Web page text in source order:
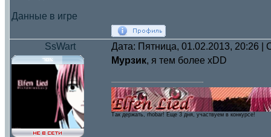
Данные в игре
SsWart Дата: Пятница, 01.02.2013, 20:26
Мурзик, я тем более xDD
Так держать, rhobar! Eще 3 дня, участвуем в конкурсе!